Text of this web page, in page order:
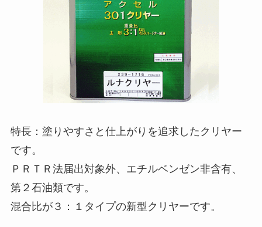
特長：塗りやすさと仕上がりを追求したクリヤー
です。
ＰＲＴＲ法届出対象外、エチルベンゼン非含有、
第２石油類です。
混合比が３：１タイプの新型クリヤーです。